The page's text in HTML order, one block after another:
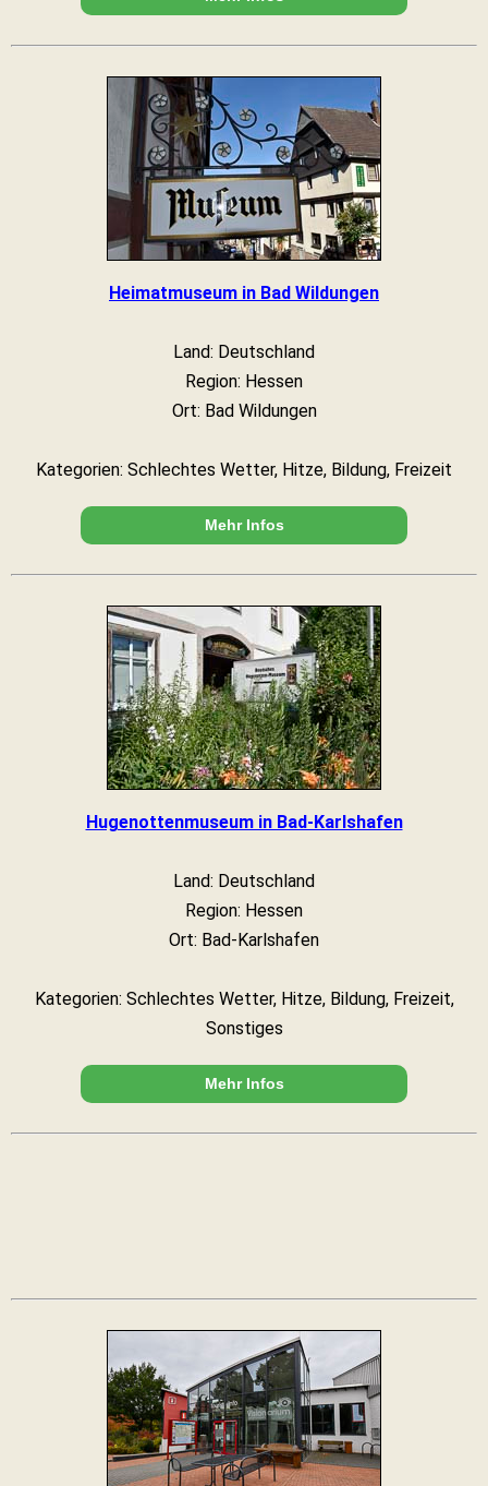
Heimatmuseum in Bad Wildungen
Land: Deutschland
Region: Hessen
Ort: Bad Wildungen
Kategorien: Schlechtes Wetter, Hitze, Bildung, Freizeit
Mehr Infos
Hugenottenmuseum in Bad-Karlshafen
Land: Deutschland
Region: Hessen
Ort: Bad-Karlshafen
Kategorien: Schlechtes Wetter, Hitze, Bildung, Freizeit,
Sonstiges
Mehr Infos